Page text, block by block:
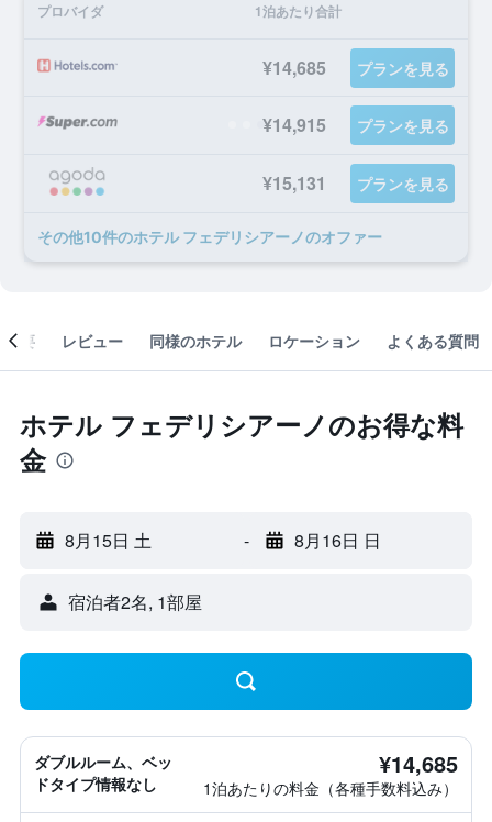
プロバイダ 1泊あたり合計
¥14,685 プランを見る
¥14,915 プランを見る
¥15,131 プランを見る
​その他10​件のホテル フェデリシアーノのオファー
概要 レビュー 同様のホテル ロケーション よくある質問
ホテル フェデリシアーノのお得な料
金
8月15日 土 - 8月16日 日
宿泊者2名, 1​部屋
ダブルルーム、ベッ
ドタイプ情報なし
¥14,685
1泊あたりの料金（各種手数料込み）